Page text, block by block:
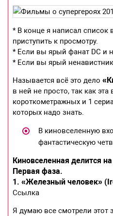
* В конце я написал список
приступить к просмотру.
* Если вы ярый фанат DC и
* Если вы ярый
Называется всё это дело
в ней не просто, так как
короткометражных и 1
которых надо знать.
В киновселенную
фантастическую
Киновселенная делится
Первая фаза.
1. «Железный человек»
Ссылка
Я думаю все смотрели